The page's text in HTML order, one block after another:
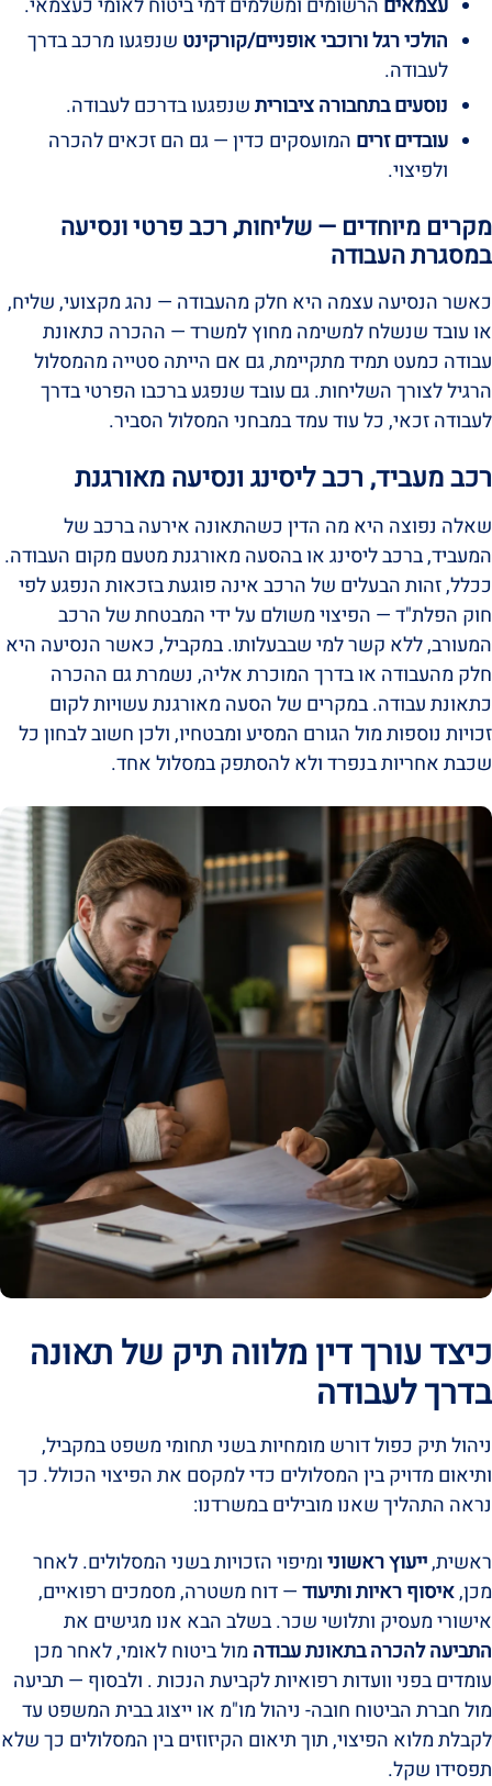
הולכי רגל ורוכבי אופניים/קורקינט שנפגעו מרכב בדרך
לעבודה.
נוסעים בתחבורה ציבוריתשנפגעו בדרכם לעבודה.
עובדים זרים המועסקים כדין — גם הם זכאים להכרה
ולפיצוי.
מקרים מיוחדים — שליחות, רכב פרטי ונסיעה
במסגרת העבודה
כאשר הנסיעה עצמה היא חלק מהעבודה — נהג מקצועי, שליח,
או עובד שנשלח למשימה מחוץ למשרד — ההכרה כתאונת
עבודה כמעט תמיד מתקיימת, גם אם הייתה סטייה מהמסלול
הרגיל לצורך השליחות. גם עובד שנפגע ברכבו הפרטי בדרך
לעבודה זכאי, כל עוד עמד במבחני המסלול הסביר.
רכב מעביד, רכב ליסינג ונסיעה מאורגנת
שאלה נפוצה היא מה הדין כשהתאונה אירעה ברכב של
המעביד, ברכב ליסינג או בהסעה מאורגנת מטעם מקום העבודה.
ככלל, זהות הבעלים של הרכב אינה פוגעת בזכאות הנפגע לפי
חוק הפלת"ד — הפיצוי משולם על ידי המבטחת של הרכב
המעורב, ללא קשר למי שבבעלותו. במקביל, כאשר הנסיעה היא
חלק מהעבודה או בדרך המוכרת אליה, נשמרת גם ההכרה
כתאונת עבודה. במקרים של הסעה מאורגנת עשויות לקום
זכויות נוספות מול הגורם המסיע ומבטחיו, ולכן חשוב לבחון כל
שכבת אחריות בנפרד ולא להסתפק במסלול אחד.
כיצד עורך דין מלווה תיק של תאונה
בדרך לעבודה
ניהול תיק כפול דורש מומחיות בשני תחומי משפט במקביל,
ותיאום מדויק בין המסלולים כדי למקסם את הפיצוי הכולל. כך
נראה התהליך שאנו מובילים במשרדנו:
ראשית,ייעוץ ראשוניומיפוי הזכויות בשני המסלולים. לאחר
מכן,איסוף ראיות ותיעוד— דוח משטרה, מסמכים רפואיים,
אישורי מעסיק ותלושי שכר. בשלב הבא אנו מגישים את
התביעה להכרה בתאונת עבודה מול ביטוח לאומי, לאחר מכן
עומדים בפני וועדות רפואיות לקביעת הנכות . ולבסוף — תביעה
מול חברת הביטוח חובה- ניהול מו"מ או ייצוג בבית המשפט עד
לקבלת מלוא הפיצוי, תוך תיאום הקיזוזים בין המסלולים כך שלא
תפסידו שקל.